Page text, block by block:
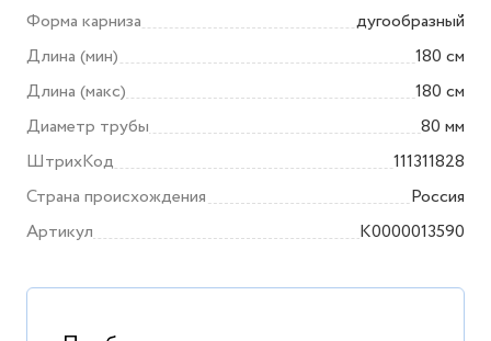
Форма карниза
дугообразный
Длина (мин)
180 см
Длина (макс)
180 см
Диаметр трубы
80 мм
ШтрихКод
111311828
Страна происхождения
Россия
Артикул
K0000013590